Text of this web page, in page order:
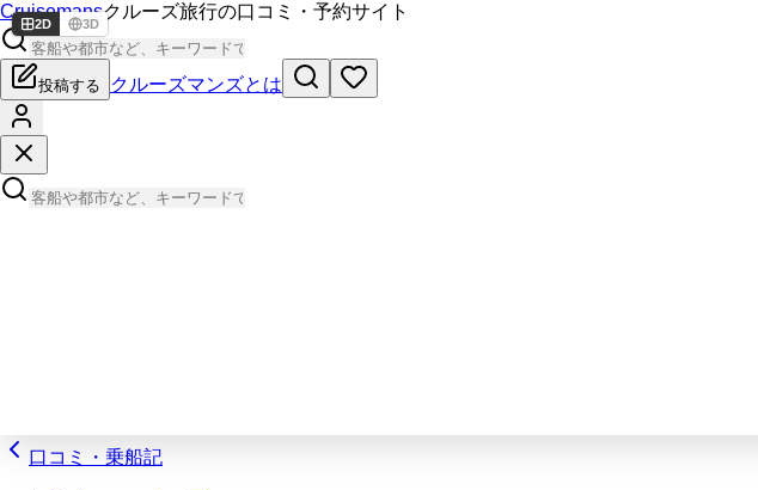
Cruisemansクルーズ旅行の口コミ・予約サイト
投稿する クルーズマンズとは
口コミ・乗船記
2D 3D